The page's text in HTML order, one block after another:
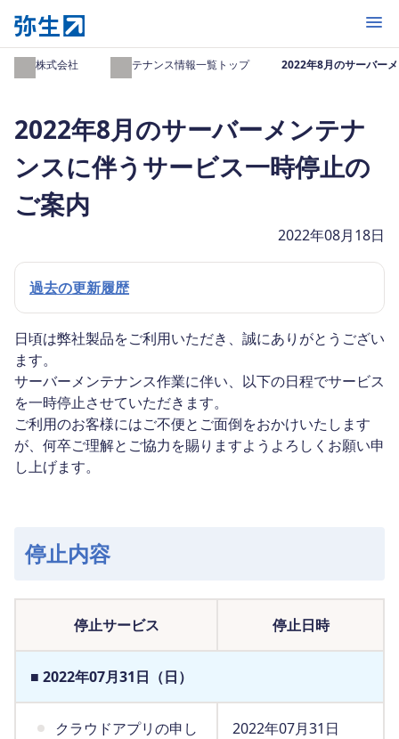
開く
弥生株式会社 メンテナンス情報一覧トップ 2022年8月のサーバー
2022年8月のサーバーメンテナ
ンスに伴うサービス一時停止の
ご案内
2022年08月18日
過去の更新履歴
日頃は弊社製品をご利用いただき、誠にありがとうござい
ます。
サーバーメンテナンス作業に伴い、以下の日程でサービス
を一時停止させていただきます。
ご利用のお客様にはご不便とご面倒をおかけいたします
が、何卒ご理解とご協力を賜りますようよろしくお願い申
し上げます。
停止内容
停止サービス 停止日時
■ 2022年07月31日（日）
クラウドアプリの申し
2022年07月31日